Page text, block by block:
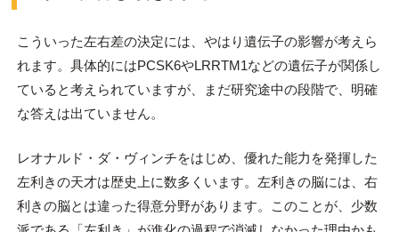
こういった左右差の決定には、やはり遺伝子の影響が考えら
れます。具体的にはPCSK6やLRRTM1などの遺伝子が関係し
ていると考えられていますが、まだ研究途中の段階で、明確
な答えは出ていません。
レオナルド・ダ・ヴィンチをはじめ、優れた能力を発揮した
左利きの天才は歴史上に数多くいます。左利きの脳には、右
利きの脳とは違った得意分野があります。このことが、少数